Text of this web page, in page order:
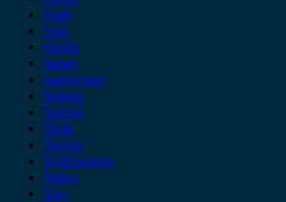
Saab
Seat
Skoda
Smart
ssangyong
Subaru
Suzuki
Tesla
Toyota
Volkswagen
Volvo
Xev